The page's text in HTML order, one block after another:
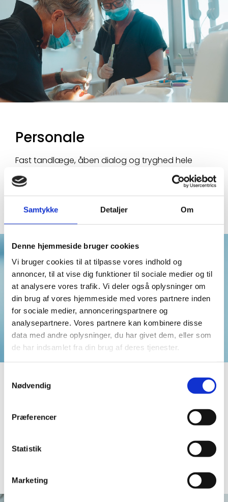
Samtykke Detaljer Om
Denne hjemmeside bruger cookies
Vi bruger cookies til at tilpasse vores indhold og
annoncer, til at vise dig funktioner til sociale medier og til
at analysere vores trafik. Vi deler også oplysninger om
din brug af vores hjemmeside med vores partnere inden
for sociale medier, annonceringspartnere og
analysepartnere. Vores partnere kan kombinere disse
data med andre oplysninger, du har givet dem, eller som
de har indsamlet fra din brug af deres tjenester.
Nødvendig
Præferencer
Statistik
Marketing
Personale
Fast tandlæge, åben dialog og tryghed hele
vejen.
Skånsom behandling – med god erfaring i både
Læs mere